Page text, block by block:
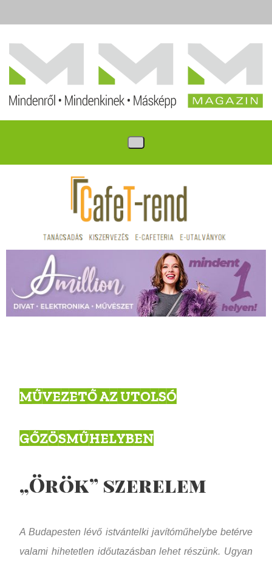
MŰVEZETŐ AZ UTOLSÓ
GŐZÖSMŰHELYBEN
„Örök” szerelem
A Budapesten lévő istvántelki javítóműhelybe betérve
valami hihetetlen időutazásban lehet részünk. Ugyan